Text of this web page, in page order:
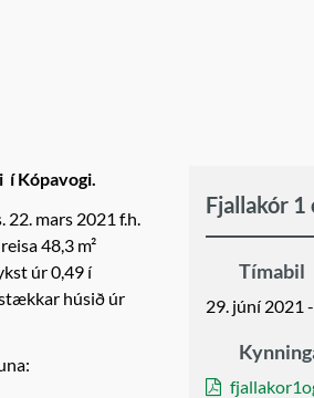
í Kópavogi.
mars 2021 f.h.
48,3 m²
úr 0,49 í
húsið úr
Fjallakór 1
Tímabil
29. júní 2021